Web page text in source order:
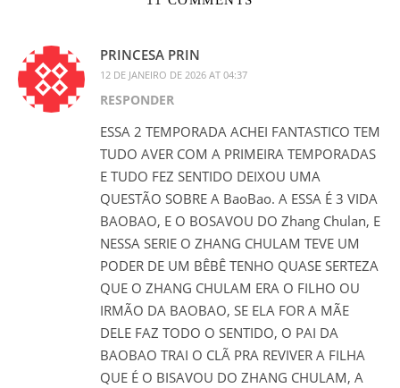
PRINCESA PRIN
12 DE JANEIRO DE 2026 AT 04:37
RESPONDER
ESSA 2 TEMPORADA ACHEI FANTASTICO TEM
TUDO AVER COM A PRIMEIRA TEMPORADAS
E TUDO FEZ SENTIDO DEIXOU UMA
QUESTÃO SOBRE A BaoBao. A ESSA É 3 VIDA
BAOBAO, E O BOSAVOU DO Zhang Chulan, E
NESSA SERIE O ZHANG CHULAM TEVE UM
PODER DE UM BÊBÊ TENHO QUASE SERTEZA
QUE O ZHANG CHULAM ERA O FILHO OU
IRMÃO DA BAOBAO, SE ELA FOR A MÃE
DELE FAZ TODO O SENTIDO, O PAI DA
BAOBAO TRAI O CLÃ PRA REVIVER A FILHA
QUE É O BISAVOU DO ZHANG CHULAM, A